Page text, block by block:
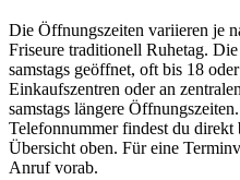
Die Öffnungszeiten variieren je
Friseure traditionell Ruhetag.
samstags geöffnet, oft bis 18
Einkaufszentren oder an
samstags längere
Telefonnummer findest du
Übersicht oben. Für eine
Anruf vorab.